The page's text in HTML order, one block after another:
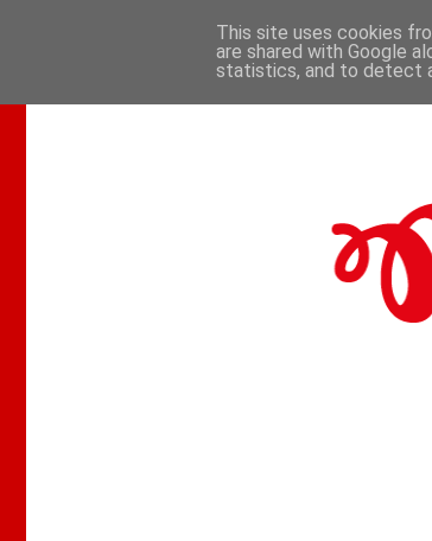
This site uses cookies
are shared with Google
statistics, and to detect